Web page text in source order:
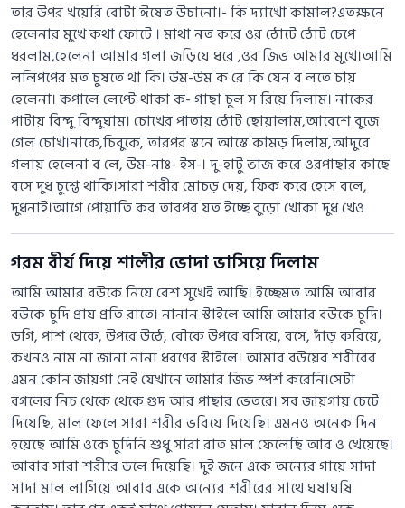
তার উপর খয়েরি বোটা ঈষেত উচানো।- কি দ্যাখো কামাল?এতক্ষনে
হেলেনার মুখে কথা ফোটে । মাথা নত করে ওর ঠোটে ঠোট চেপে
ধরলাম,হেলেনা আমার গলা জড়িয়ে ধরে ,ওর জিভ আমার মুখে।আমি
ললিপপের মত চুষতে থা কি। উম-উম ক রে কি যেন ব লতে চায়
হেলেনা। কপালে লেপ্টে থাকা ক- গাছা চুল স রিয়ে দিলাম। নাকের
পাটায় বিন্দু বিন্দুঘাম। চোখের পাতায় ঠোট ছোয়ালাম,আবেশে বুজে
গেল চোখ।নাকে,চিবুকে, তারপর স্তনে আস্তে কামড় দিলাম,আদুরে
গলায় হেলেনা ব লে, উম-নাঃ- ইস-। দু-হাটু ভাজ করে ওরপাছার কাছে
বসে দুধ চুশ্তে থাকি।সারা শরীর মোচড় দেয়, ফিক করে হেসে বলে,
দুধনাই।আগে পোয়াতি কর তারপর যত ইচ্ছে বুড়ো খোকা দুধ খেও
গরম বীর্য দিয়ে শালীর ভোদা ভাসিয়ে দিলাম
আমি আমার বউকে নিয়ে বেশ সুখেই আছি। ইচ্ছেমত আমি আবার
বউকে চুদি প্রায় প্রতি রাতে। নানান স্টাইলে আমি আমার বউকে চুদি।
ডগি, পাশ থেকে, উপরে উঠে, বৌকে উপরে বসিয়ে, বসে, দাঁড় করিয়ে,
কখনও নাম না জানা নানা ধরণের স্টাইলে। আমার বউয়ের শরীরের
এমন কোন জায়গা নেই যেখানে আমার জিভ স্পর্শ করেনি।সেটা
বগলের নিচ থেকে থেকে গুদ আর পাছার ভেতরে। সব জায়গায় চেটে
দিয়েছি, মাল ফেলে সারা শরীর ভরিয়ে দিয়েছি। এমনও অনেক দিন
হয়েছে আমি ওকে চুদিনি শুধু সারা রাত মাল ফেলেছি আর ও খেয়েছে।
আবার সারা শরীরে ডলে দিয়েছি। দুই জনে একে অন্যের গায়ে সাদা
সাদা মাল লাগিয়ে আবার একে অন্যের শরীরের সাথে ঘষাঘষি